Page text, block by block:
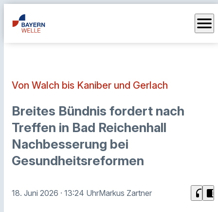
menu
Von Walch bis Kaniber und Gerlach
Breites Bündnis fordert nach
Treffen in Bad Reichenhall
Nachbesserung bei
Gesundheitsreformen
18. Juni 2026 · 13:24 UhrMarkus Zartner headphones chrome_reader_mode